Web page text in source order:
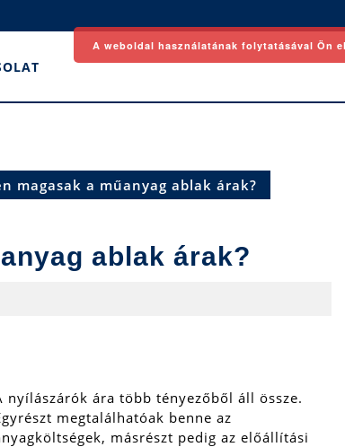
magasak a műanyag ablak árak?
ablak árak?
nyílászárók ára több tényezőből áll össze.
megtalálhatóak benne az
másrészt pedig az előállítási
A weboldal használatának folytatásával Ön